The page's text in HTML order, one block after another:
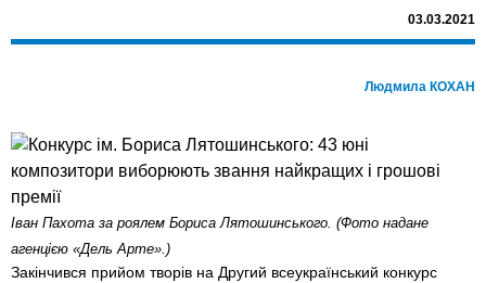
03.03.2021
Людмила КОХАН
Іван Пахота за роялем Бориса Лятошинського. (Фото надане
агенцією «Дель Арте».)
Закінчився прийом творів на Другий всеукраїнський конкурс